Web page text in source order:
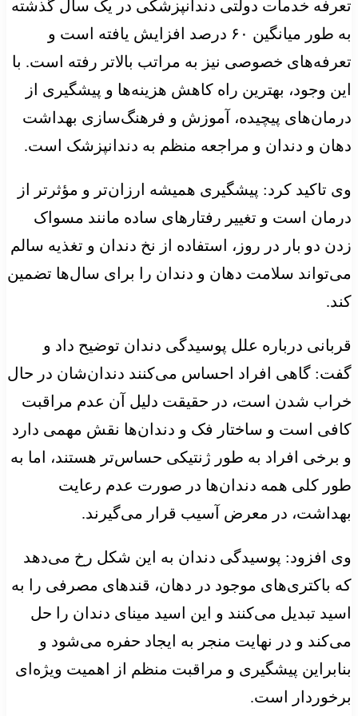
تعرفه خدمات دولتی دندانپزشکی در یک سال گذشته
به طور میانگین ۶۰ درصد افزایش یافته است و
تعرفه‌های خصوصی نیز به مراتب بالاتر رفته است. با
این وجود، بهترین راه کاهش هزینه‌ها و پیشگیری از
درمان‌های پیچیده، آموزش و فرهنگ‌سازی بهداشت
دهان و دندان و مراجعه منظم به دندانپزشک است.
وی تاکید کرد: پیشگیری همیشه ارزان‌تر و مؤثرتر از
درمان است و تغییر رفتارهای ساده مانند مسواک
زدن دو بار در روز، استفاده از نخ دندان و تغذیه سالم
می‌تواند سلامت دهان و دندان را برای سال‌ها تضمین
کند.
قربانی درباره علل پوسیدگی دندان توضیح داد و
گفت: گاهی افراد احساس می‌کنند دندان‌شان در حال
خراب شدن است، در حقیقت دلیل آن عدم مراقبت
کافی است و ساختار فک و دندان‌ها نقش مهمی دارد
و برخی افراد به طور ژنتیکی حساس‌تر هستند، اما به
طور کلی همه دندان‌ها در صورت عدم رعایت
بهداشت، در معرض آسیب قرار می‌گیرند.
وی افزود: پوسیدگی دندان به این شکل رخ می‌دهد
که باکتری‌های موجود در دهان، قندهای مصرفی را به
اسید تبدیل می‌کنند و این اسید مینای دندان را حل
می‌کند و در نهایت منجر به ایجاد حفره می‌شود و
بنابراین پیشگیری و مراقبت منظم از اهمیت ویژه‌ای
برخوردار است.